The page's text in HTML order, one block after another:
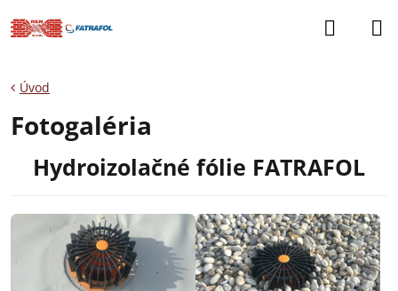
Úvod
Fotogaléria
Hydroizolačné fólie FATRAFOL